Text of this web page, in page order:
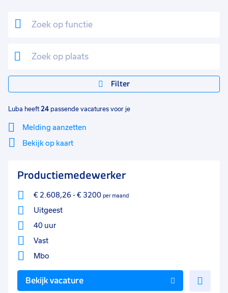
Filter
Luba heeft 24 passende vacatures voor je
Melding aanzetten
Bekijk op kaart
Filter
Sluiten
Productiemedewerker
€ 2.608,26- € 3200 per maand
Uitgeest
40 uur
Vast
Mbo
Bekijk vacature